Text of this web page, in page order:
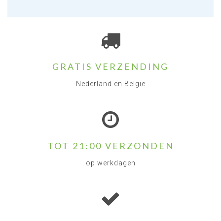
GRATIS VERZENDING
Nederland en België
TOT 21:00 VERZONDEN
op werkdagen